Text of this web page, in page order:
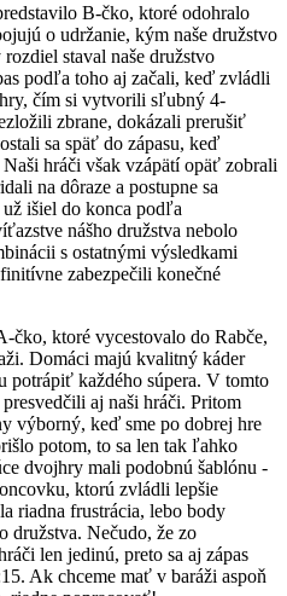
B-čko, ktoré odohralo
o udržanie, kým naše družstvo
staval naše družstvo
podľa toho aj začali, keď zvládli
čím si vytvorili sľubný 4-
zbrane, dokázali prerušiť
sa späť do zápasu, keď
hráči však vzápätí opäť zobrali
na dôraze a postupne sa
išiel do konca podľa
nášho družstva nebolo
s ostatnými výsledkami
zabezpečili konečné
čko, ktoré vycestovalo do Rabče,
Domáci majú kvalitný káder
potrápiť každého súpera. V tomto
aj naši hráči. Pritom
výborný, keď sme po dobrej hre
potom, to sa len tak ľahko
dvojhry mali podobnú šablónu -
ktorú zvládli lepšie
riadna frustrácia, lebo body
družstva. Nečudo, že zo
len jedinú, preto sa aj zápas
Ak chceme mať v baráži aspoň